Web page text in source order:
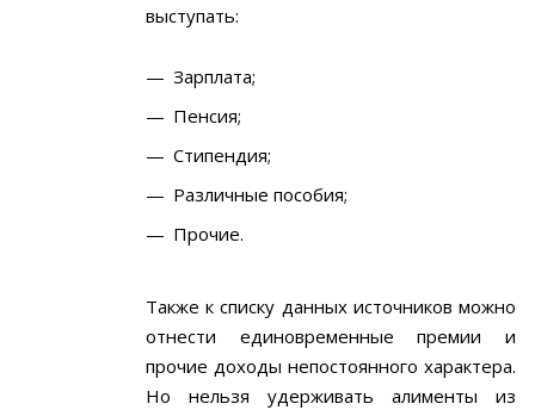
выступать:
Зарплата;
Пенсия;
Стипендия;
Различные пособия;
Прочие.
Также к списку данных источников можно
отнести единовременные премии и
прочие доходы непостоянного характера.
Но нельзя удерживать алименты из